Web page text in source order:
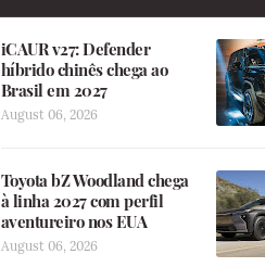
iCAUR v27: Defender
híbrido chinês chega ao
Brasil em 2027
August 06, 2026
Toyota bZ Woodland chega
à linha 2027 com perfil
aventureiro nos EUA
August 06, 2026